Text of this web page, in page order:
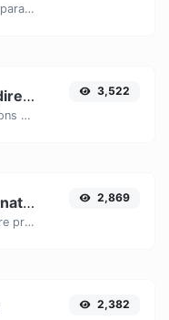
Ajoutez facilement des paramètres UTM valides et générez un lien traçable UTM.
vérificateur de redirection d'URL
Recherche les redirections 301 et 302 d'une URL spécifique. La recherche portera sur un maximum de 10 redirections.
3,522
Générateur de signature
Générez facilement votre propre signature personnalisée et téléchargez-la en toute simplicité.
2,869
2,382